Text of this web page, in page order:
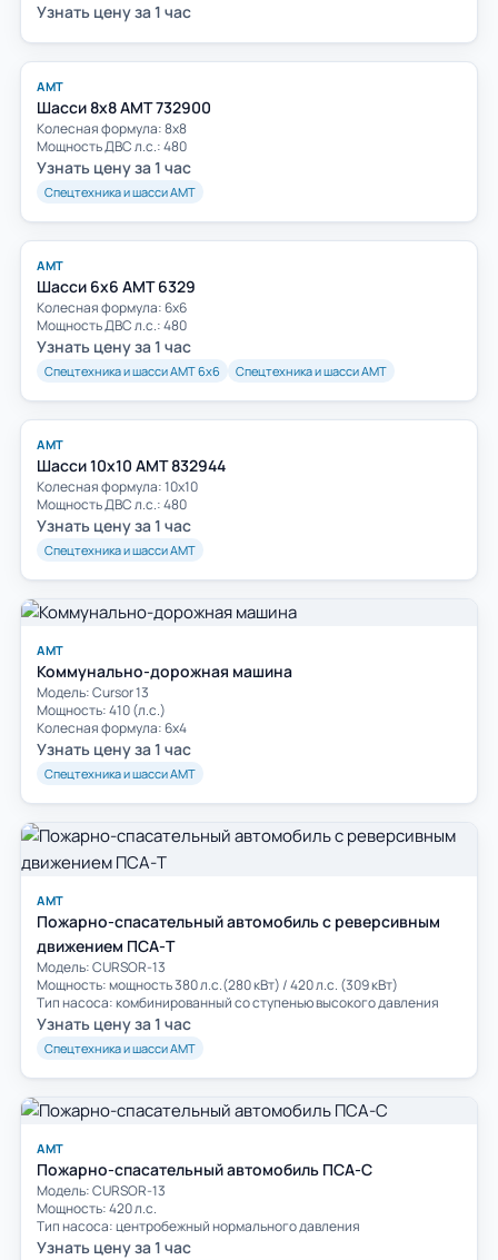
Узнать цену за 1 час
АМТ
Шасси 8х8 АМТ 732900
Колесная формула: 8х8
Мощность ДВС л.с.: 480
Узнать цену за 1 час
Спецтехника и шасси АМТ
АМТ
Шасси 6х6 АМТ 6329
Колесная формула: 6х6
Мощность ДВС л.с.: 480
Узнать цену за 1 час
Спецтехника и шасси АМТ 6х6 Спецтехника и шасси АМТ
АМТ
Шасси 10х10 АМТ 832944
Колесная формула: 10х10
Мощность ДВС л.с.: 480
Узнать цену за 1 час
Спецтехника и шасси АМТ
АМТ
Коммунально-дорожная машина
Модель: Cursor 13
Мощность: 410 (л.с.)
Колесная формула: 6х4
Узнать цену за 1 час
Спецтехника и шасси АМТ
АМТ
Пожарно-спасательный автомобиль с реверсивным
движением ПСА-Т
Модель: CURSOR-13
Мощность: мощность 380 л.с.(280 кВт) / 420 л.с. (309 кВт)
Тип насоса: комбинированный со ступенью высокого давления
Узнать цену за 1 час
Спецтехника и шасси АМТ
АМТ
Пожарно-спасательный автомобиль ПСА-С
Модель: CURSOR-13
Мощность: 420 л.с.
Тип насоса: центробежный нормального давления
Узнать цену за 1 час